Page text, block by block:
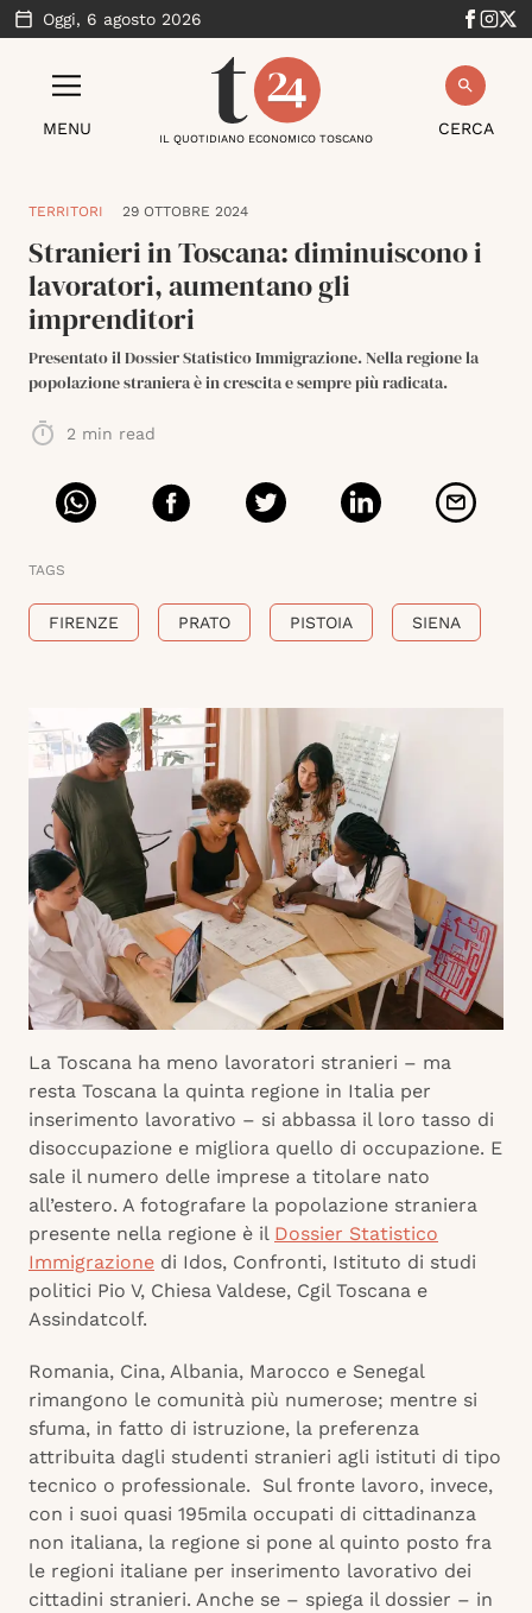
Oggi, 6 agosto 2026
MENU CERCA
IL QUOTIDIANO ECONOMICO TOSCANO
TERRITORI 29 OTTOBRE 2024
Stranieri in Toscana: diminuiscono i
lavoratori, aumentano gli
imprenditori
Presentato il Dossier Statistico Immigrazione. Nella regione la
popolazione straniera è in crescita e sempre più radicata.
2 min read
TAGS
FIRENZE PRATO PISTOIA SIENA
La Toscana ha meno lavoratori stranieri – ma
resta Toscana la quinta regione in Italia per
inserimento lavorativo – si abbassa il loro tasso di
disoccupazione e migliora quello di occupazione. E
sale il numero delle imprese a titolare nato
all’estero. A fotografare la popolazione straniera
presente nella regione è il Dossier Statistico
Immigrazione di Idos, Confronti, Istituto di studi
politici Pio V, Chiesa Valdese, Cgil Toscana e
Assindatcolf.
Romania, Cina, Albania, Marocco e Senegal
rimangono le comunità più numerose; mentre si
sfuma, in fatto di istruzione, la preferenza
attribuita dagli studenti stranieri agli istituti di tipo
tecnico o professionale.
Sul fronte lavoro, invece,
con i suoi quasi 195mila occupati di cittadinanza
non italiana, la regione si pone al quinto posto fra
le regioni italiane per inserimento lavorativo dei
cittadini stranieri. Anche se – spiega il dossier – in